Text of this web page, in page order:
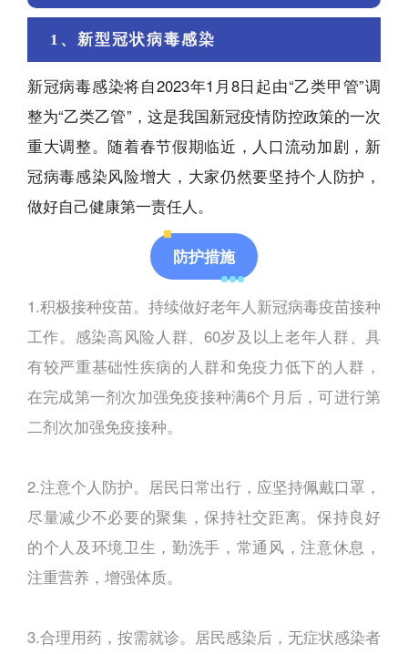
1、新型冠状病毒感染
新冠病毒感染将自2023年1月8日起由“乙类甲管”调
整为“乙类乙管”，这是我国新冠疫情防控政策的一次
重大调整。随着春节假期临近，人口流动加剧，新
冠病毒感染风险增大，大家仍然要坚持个人防护，
做好自己健康第一责任人。
防护措施
1.积极接种疫苗。持续做好老年人新冠病毒疫苗接种
工作。感染高风险人群、60岁及以上老年人群、具
有较严重基础性疾病的人群和免疫力低下的人群，
在完成第一剂次加强免疫接种满6个月后，可进行第
二剂次加强免疫接种。
2.注意个人防护。居民日常出行，应坚持佩戴口罩，
尽量减少不必要的聚集，保持社交距离。保持良好
的个人及环境卫生，勤洗手，常通风，注意休息，
注重营养，增强体质。
3.合理用药，按需就诊。居民感染后，无症状感染者